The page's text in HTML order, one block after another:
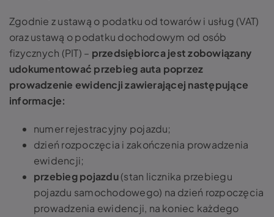
Zgodnie z ustawą o podatku od towarów i usług (VAT)
oraz ustawą o podatku dochodowym od osób
fizycznych (PIT) – przedsiębiorca jest zobowiązany
udokumentować przebieg auta poprzez
prowadzenie ewidencji zawierającej następujące
informacje:
numer rejestracyjny pojazdu;
dzień rozpoczęcia i zakończenia prowadzenia
ewidencji;
przebieg pojazdu(stan licznika przebiegu
pojazdu samochodowego) na dzień rozpoczęcia
prowadzenia ewidencji, na koniec każdego